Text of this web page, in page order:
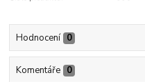
Hodnocení 0
Komentáře 0